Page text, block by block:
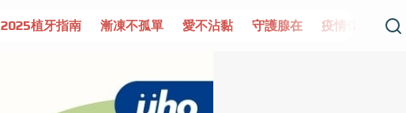
漸凍不孤單 愛不沾黏 守護腺在 疫情保衛戰 再生醫學 愛的